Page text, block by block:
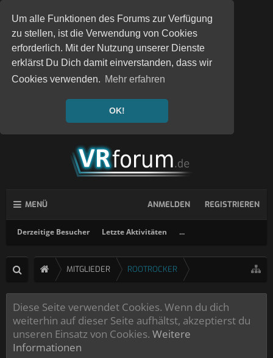
Um alle Funktionen des Forums zur Verfügung
zu stellen, ist die Verwendung von Cookies
erforderlich. Mit der Nutzung unserer Dienste
erklärst Du Dich damit einverstanden, dass wir
Cookies verwenden. Mehr erfahren
OK!
MENÜ
Derzeitige Besucher Letzte Aktivitäten ...
ANMELDEN REGISTRIEREN
MITGLIEDER ROOTROCKER
Diese Seite verwendet Cookies. Wenn du dich
weiterhin auf dieser Seite aufhältst, akzeptierst du
unseren Einsatz von Cookies. Weitere
Informationen